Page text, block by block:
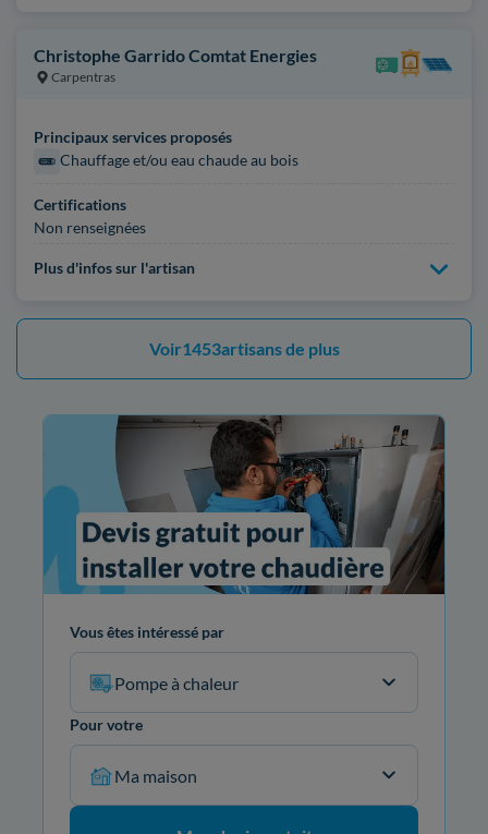
Christophe Garrido Comtat Energies
Carpentras
Principaux services proposés
Chauffage et/ou eau chaude au bois
Certifications
Non renseignées
Plus d'infos sur l'artisan
Voir1453artisans de plus
Vous êtes intéressé par
Pompe à chaleur
Pour votre
Ma maison